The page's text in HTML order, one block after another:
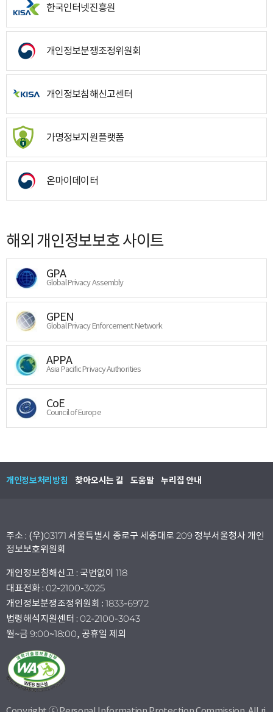
한국인터넷진흥원
개인정보분쟁조정위원회
개인정보침해신고센터
가명정보지원플랫폼
온마이데이터
해외 개인정보보호 사이트
GPA
Global Privacy Assembly
GPEN
Global Privacy Enforcement Network
APPA
Asia Pacific Privacy Authorities
CoE
Council of Europe
개인정보처리방침 찾아오시는 길 도움말 누리집 안내
주소 : (우)03171 서울특별시 종로구 세종대로 209 정부서울청사 개인
정보보호위원회
개인정보침해신고 : 국번없이 118
대표전화 : 02-2100-3025
개인정보분쟁조정위원회 : 1833-6972
법령해석지원센터 : 02-2100-3043
월~금 9:00~18:00, 공휴일 제외